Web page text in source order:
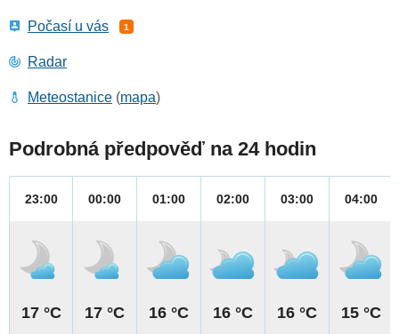
Počasí u vás 1
Radar
Meteostanice (mapa)
Podrobná předpověď na 24 hodin
23:00
17 °C
00:00
17 °C
01:00
16 °C
02:00
16 °C
03:00
16 °C
04:00
15 °C